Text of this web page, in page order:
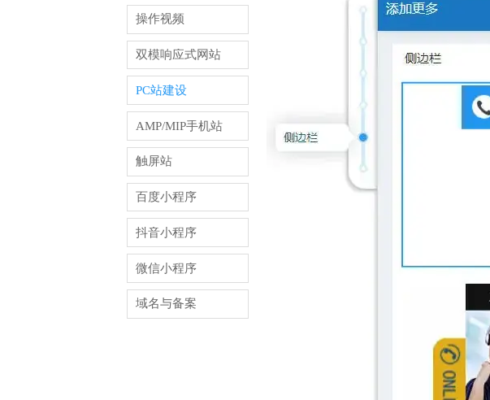
操作视频
双模响应式网站
PC站建设
AMP/MIP手机站
触屏站
百度小程序
抖音小程序
微信小程序
域名与备案